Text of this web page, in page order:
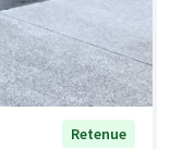
Retenue